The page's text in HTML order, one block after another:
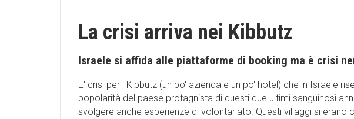
La crisi arriva nei Kibbutz
Israele si affida alle piattaforme di booking ma è crisi
E' crisi per i Kibbutz (un po' azienda e un po' hotel) che in Israele
popolarità del paese protagnista di questi due ultimi sanguinosi
svolgere anche esperienze di volontariato. Questi villaggi si